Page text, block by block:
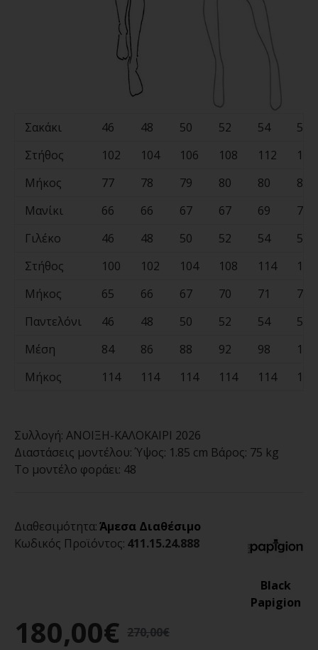
Σακάκι 46 48 50 52 54
56
Στήθος
102 104 106 108 112
118
Μήκος
77 78 79 80 80
81
Μανίκι
66 66 67 67 69
70
Γιλέκο
46 48 50 52 54
56
Στήθος
100 102 104 108 114
118
Μήκος
65 66 67 70 71
73
Παντελόνι
46 48 50 52 54
56
Μέση
84 86 88 92 98
100
Μήκος
114 114 114 114 114 114
Συλλογή: ΑΝΟΙΞΗ-ΚΑΛΟΚΑΙΡΙ 2026
Διαστάσεις μοντέλου: Ύψος: 1.85 cm Βάρος: 75 kg
Το μοντέλο φοράει: 48
180,00€ 270,00€
Διαθεσιμότητα:Άμεσα Διαθέσιμο
Κωδικός Προϊόντος: 411.15.24.888
Black
Papigion